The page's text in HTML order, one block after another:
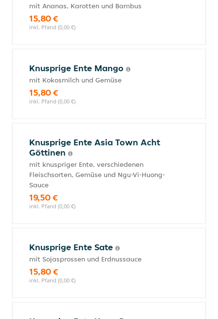
mit Ananas, Karotten und Bambus
15,80 €
inkl. Pfand (0,00 €)
Knusprige Ente Mango
mit Kokosmilch und Gemüse
15,80 €
inkl. Pfand (0,00 €)
Knusprige Ente Asia Town Acht
Göttinen
mit knuspriger Ente, verschiedenen
Fleischsorten, Gemüse und Ngu-Vi-Huong-
Sauce
19,50 €
inkl. Pfand (0,00 €)
Knusprige Ente Sate
mit Sojasprossen und Erdnussauce
15,80 €
inkl. Pfand (0,00 €)